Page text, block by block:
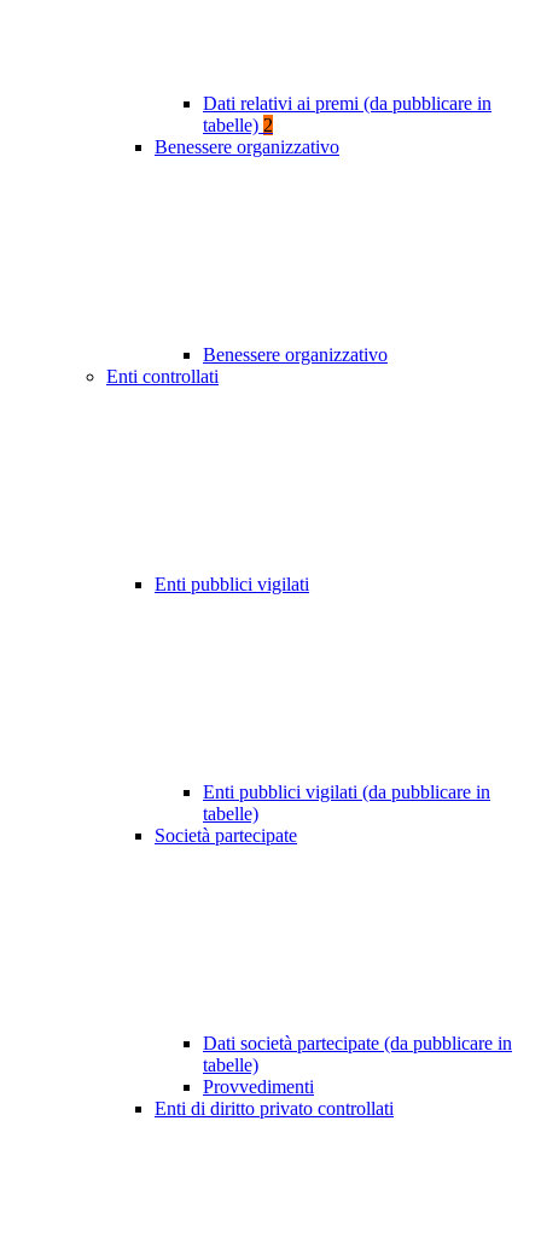
Dati relativi ai premi (da pubblicare in
tabelle) 2
Benessere organizzativo
Benessere organizzativo
Enti controllati
Enti pubblici vigilati
Enti pubblici vigilati (da pubblicare in
tabelle)
Società partecipate
Dati società partecipate (da pubblicare in
tabelle)
Provvedimenti
Enti di diritto privato controllati